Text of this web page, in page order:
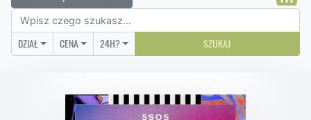
DZIAŁ CENA 24H? SZUKAJ